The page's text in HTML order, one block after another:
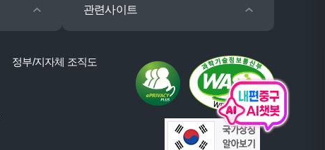
관련사이트
정부/지자체 조직도